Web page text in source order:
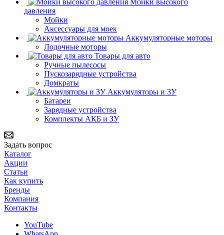
давления
Мойки
Аксессуары для моек
Аккумуляторные моторы
Лодочные моторы
Товары для авто
Ручные пылесосы
Пускозарядные устройства
Домкраты
Аккумуляторы и ЗУ
Батареи
Зарядные устройства
Комплекты АКБ и ЗУ
Задать вопрос
Каталог
Акции
Статьи
Как купить
Бренды
Компания
Контакты
YouTube